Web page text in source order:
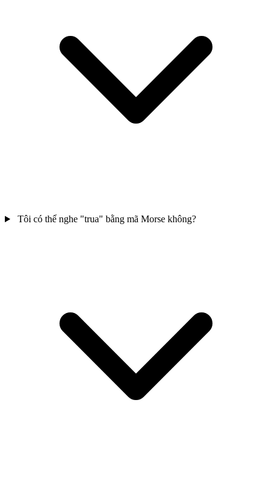
Tôi có thể nghe "trua" bằng mã Morse không?